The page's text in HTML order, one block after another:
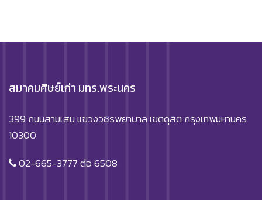
สมาคมศิษย์เก่า มทร.พระนคร
399 ถนนสามเสน แขวงวชิรพยาบาล เขตดุสิต กรุงเทพมหานคร
10300
02-665-3777 ต่อ 6508